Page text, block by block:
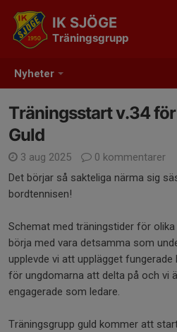
Nyheter
IK SJÖGE
Träningsgrupp
Träningsstart v.34
Guld
3 aug 2025
0 kommentarer
Det börjar så sakteliga närma sig
bordtennisen!
Schemat med träningstider för
börja med vara detsamma som
upplevde vi att upplägget
för ungdomarna att delta på och vi
engagerade som ledare.
Träningsgrupp guld kommer att